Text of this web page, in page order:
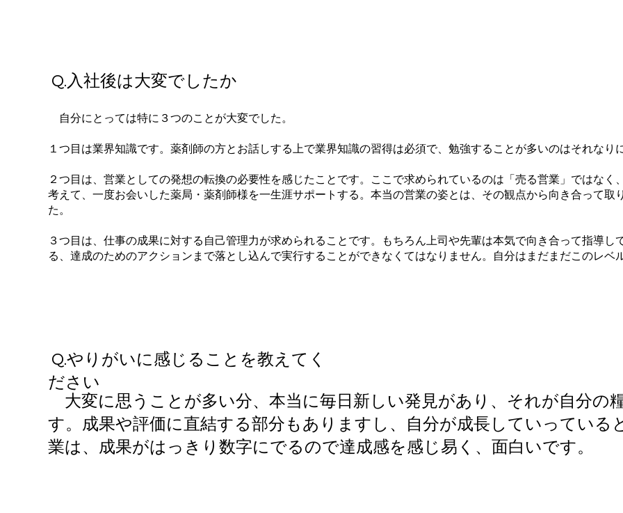
Q.​入社後は大変でしたか
自分にとっては特に３つのことが大変でした。
１つ目は業界知識です。薬剤師の方とお話しする上で業界知識の習得は必須で、勉強することが多いのはそれなり
２つ目は、営業としての発想の転換の必要性を感じたことです。ここで求められているのは「売る営業」ではな
考えて、一度お会いした薬局・薬剤師様を一生涯サポートする。本当の営業の姿とは、その観点から向き合って取
た。
３つ目は、仕事の成果に対する自己管理力が求められることです。もちろん上司や先輩は本気で向き合って指導
る、達成のためのアクションまで落とし込んで実行することができなくてはなりません。自分はまだまだこのレベ
Q.​やりがいに感じることを教えてく
ださい
大変に思うことが多い分、本当に毎日新しい発見があり、それが自分の
す。成果や評価に直結する部分もありますし、自分が成長していっている
業は、成果がはっきり数字にでるので達成感を感じ易く、面白いです。